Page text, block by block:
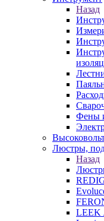
Назад
Фены
Люстры,
Назад
LEEK